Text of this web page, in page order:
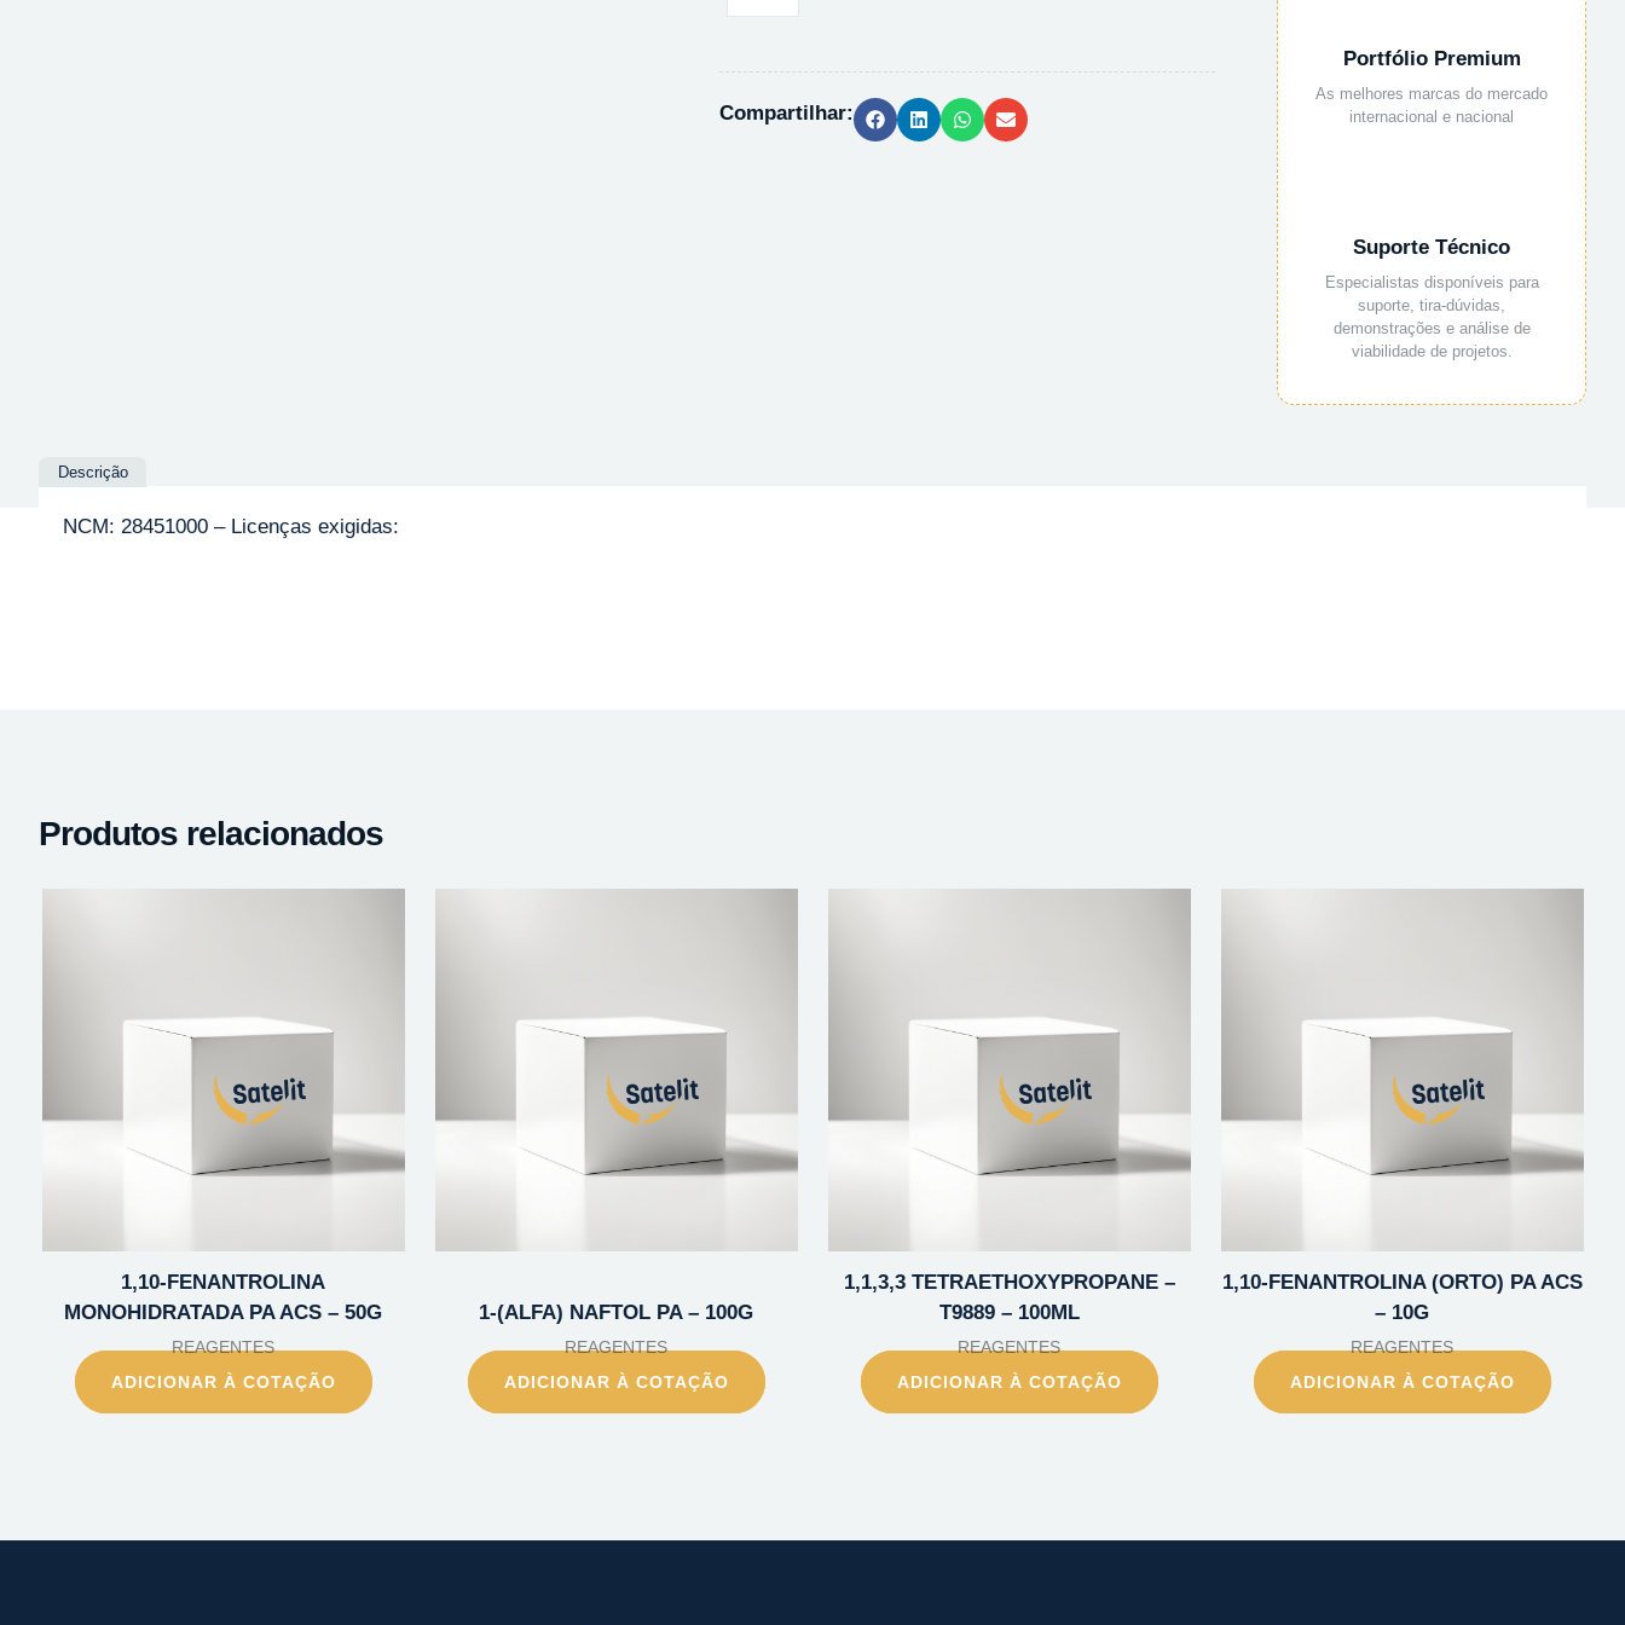
DE
99
ATOM%D
Compartilhar:
Portfólio Premium
As melhores marcas do mercado
internacional e nacional
Suporte Técnico
Especialistas disponíveis para
suporte, tira-dúvidas,
demonstrações e análise de
viabilidade de projetos.
Descrição
NCM: 28451000 – Licenças exigidas:
Produtos relacionados
1,10-FENANTROLINA
MONOHIDRATADA PA ACS – 50G
REAGENTES
ADICIONAR À COTAÇÃO
1-(ALFA) NAFTOL PA – 100G
REAGENTES
ADICIONAR À COTAÇÃO
1,1,3,3 TETRAETHOXYPROPANE –
T9889 – 100ML
REAGENTES
ADICIONAR À COTAÇÃO
1,10-FENANTROLINA (ORTO) PA ACS
– 10G
REAGENTES
ADICIONAR À COTAÇÃO